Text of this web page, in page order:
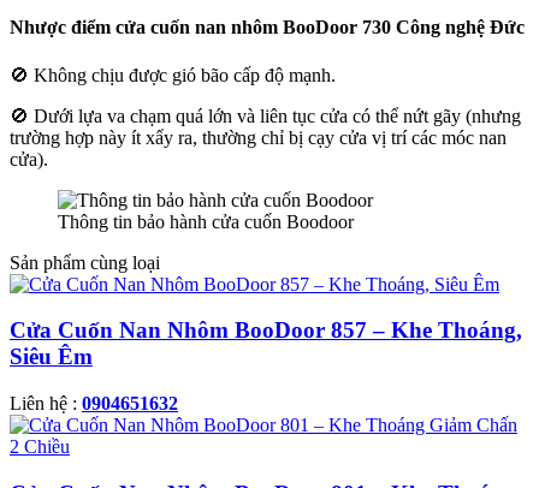
Nhược điểm cửa cuốn nan nhôm BooDoor 730 Công nghệ Đức
🚫 Không chịu được gió bão cấp độ mạnh.
🚫 Dưới lựa va chạm quá lớn và liên tục cửa có thể nứt gãy (nhưng
trường hợp này ít xẩy ra, thường chỉ bị cạy cửa vị trí các móc nan
cửa).
Thông tin bảo hành cửa cuốn Boodoor
Sản phẩm cùng loại
Cửa Cuốn Nan Nhôm BooDoor 857 – Khe Thoáng,
Siêu Êm
Liên hệ : 0904651632